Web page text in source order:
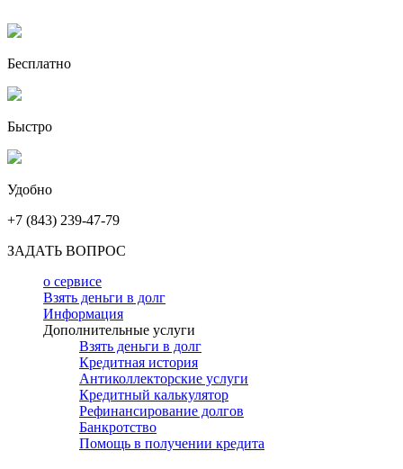
Бесплатно
Быстро
Удобно
+7 (843) 239-47-79
ЗАДАТЬ ВОПРОС
о сервисе
Взять деньги в долг
Информация
Дополнительные услуги
Взять деньги в долг
Кредитная история
Антиколлекторские услуги
Кредитный калькулятор
Рефинансирование долгов
Банкротство
Помощь в получении кредита